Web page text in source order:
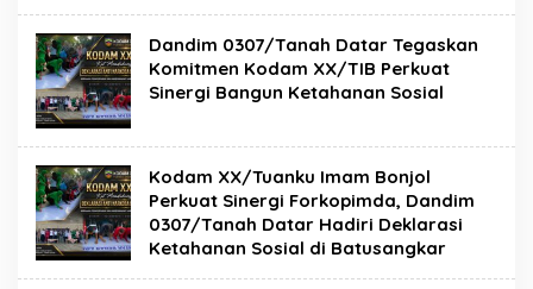
Dandim 0307/Tanah Datar Tegaskan
Komitmen Kodam XX/TIB Perkuat
Sinergi Bangun Ketahanan Sosial
Kodam XX/Tuanku Imam Bonjol
Perkuat Sinergi Forkopimda, Dandim
0307/Tanah Datar Hadiri Deklarasi
Ketahanan Sosial di Batusangkar